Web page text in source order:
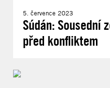
5. července 2023
Súdán:
před konfliktem